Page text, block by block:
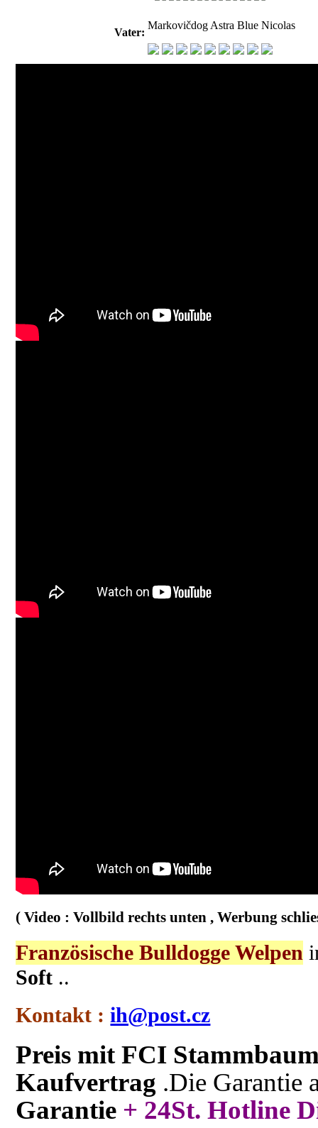
Vater:
Markovičdog Astra Blue Nicolas
( Video : Vollbild rechts unten , Werbung
Französische Bulldogge Welpen
Soft ..
Kontakt :ih@post.cz
Preis mit FCI
Kaufvertrag .Die Garantie
Garantie + 24St. Hotline